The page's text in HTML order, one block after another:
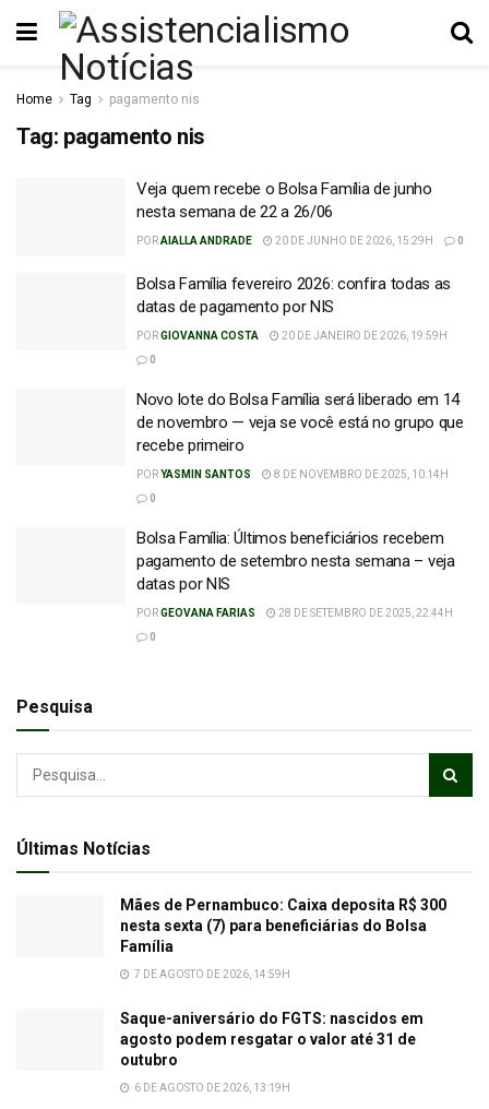
Home Tag pagamento nis
Tag: pagamento nis
Veja quem recebe o Bolsa Família de junho
nesta semana de 22 a 26/06
PORAIALLA ANDRADE 20 DE JUNHO DE 2026, 15:29H 0
Bolsa Família fevereiro 2026: confira todas as
datas de pagamento por NIS
PORGIOVANNA COSTA
20 DE JANEIRO DE 2026, 19:59H
0
Novo lote do Bolsa Família será liberado em 14
de novembro — veja se você está no grupo que
recebe primeiro
PORYASMIN SANTOS
8 DE NOVEMBRO DE 2025, 10:14H
0
Bolsa Família: Últimos beneficiários recebem
pagamento de setembro nesta semana – veja
datas por NIS
PORGEOVANA FARIAS
28 DE SETEMBRO DE 2025, 22:44H
0
Pesquisa
Últimas Notícias
Mães de Pernambuco: Caixa deposita R$ 300
nesta sexta (7) para beneficiárias do Bolsa
Família
7 DE AGOSTO DE 2026, 14:59H
Saque-aniversário do FGTS: nascidos em
agosto podem resgatar o valor até 31 de
outubro
6 DE AGOSTO DE 2026, 13:19H